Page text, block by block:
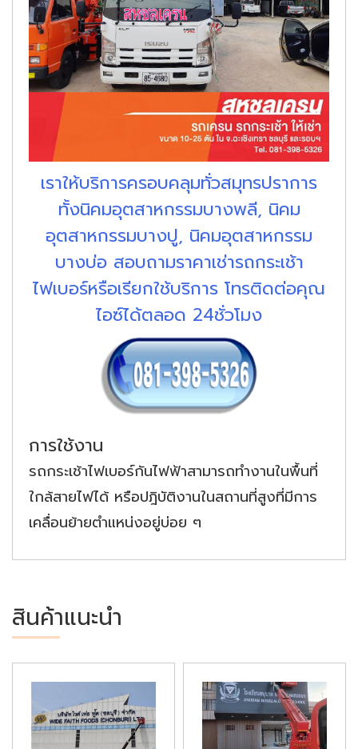
เราให้บริการครอบคลุมทั่วสมุทรปราการ
ทั้งนิคมอุตสาหกรรมบางพลี, นิคม
อุตสาหกรรมบางปู, นิคมอุตสาหกรรม
บางบ่อ สอบถามราคาเช่ารถกระเช้า
ไฟเบอร์หรือเรียกใช้บริการ โทรติดต่อคุณ
ไอซ์ได้ตลอด 24ชั่วโมง
การใช้งาน
รถกระเช้าไฟเบอร์กันไฟฟ้าสามารถทำงานในพื้นที่
ใกล้สายไฟได้ หรือปฎิบัติงานในสถานที่สูงที่มีการ
เคลื่อนย้ายตำแหน่งอยู่บ่อย ๆ
สินค้าแนะนำ